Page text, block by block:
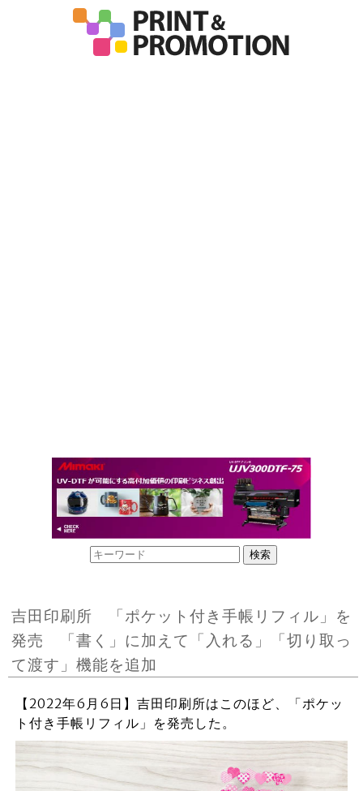
吉田印刷所 「ポケット付き手帳リフィル」を
発売 「書く」に加えて「入れる」「切り取っ
て渡す」機能を追加
【2022年6月6日】吉田印刷所はこのほど、「ポケッ
ト付き手帳リフィル」を発売した。